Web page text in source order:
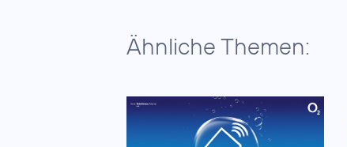
Ähnliche Themen: